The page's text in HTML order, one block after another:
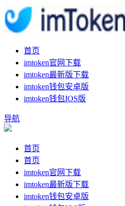
首页
imtoken官网下载
imtoken最新版下载
imtoken钱包安卓版
imtoken钱包IOS版
导航
首页
首页
imtoken官网下载
imtoken最新版下载
imtoken钱包安卓版